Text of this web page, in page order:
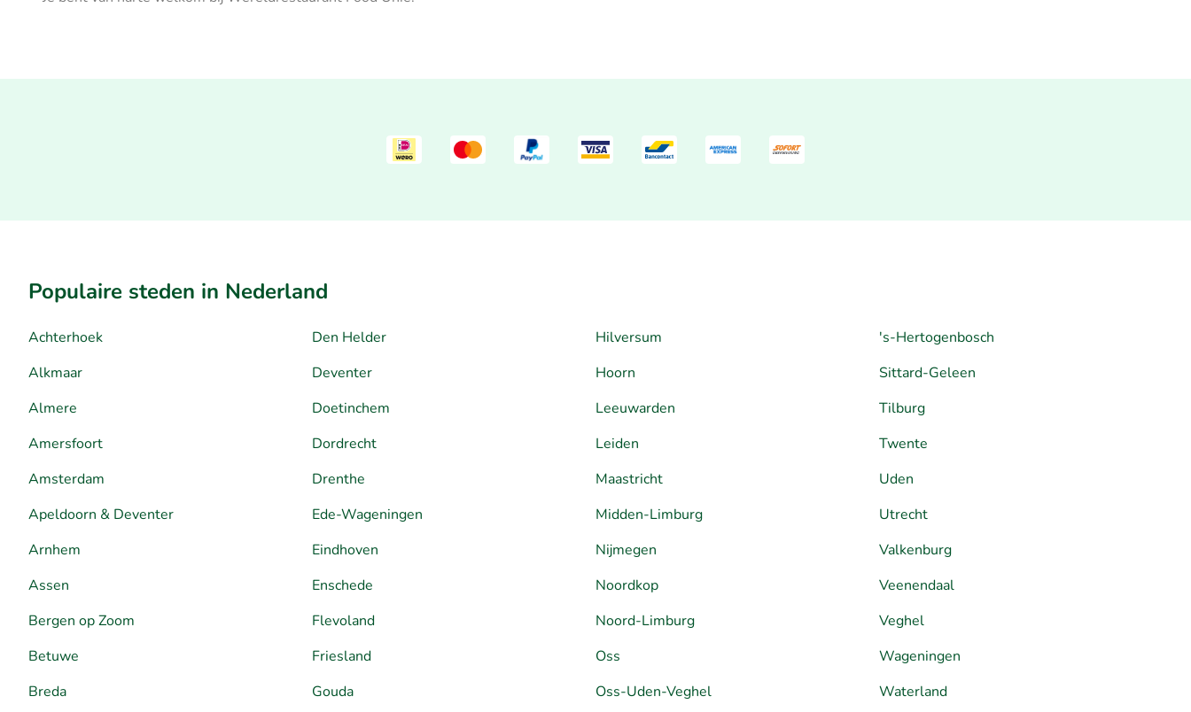
Populaire steden in Nederland
Achterhoek
Alkmaar
Almere
Amersfoort
Amsterdam
Apeldoorn & Deventer
Arnhem
Assen
Bergen op Zoom
Betuwe
Breda
Den Helder
Deventer
Doetinchem
Dordrecht
Drenthe
Ede-Wageningen
Eindhoven
Enschede
Flevoland
Friesland
Gouda
Hilversum
Hoorn
Leeuwarden
Leiden
Maastricht
Midden-Limburg
Nijmegen
Noordkop
Noord-Limburg
Oss
Oss-Uden-Veghel
's-Hertogenbosch
Sittard-Geleen
Tilburg
Twente
Uden
Utrecht
Valkenburg
Veenendaal
Veghel
Wageningen
Waterland